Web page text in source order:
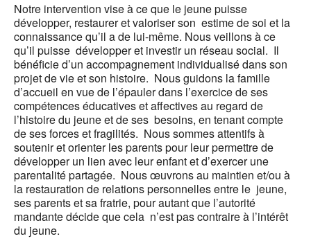
Notre intervention vise à ce que le jeune puisse
développer, restaurer et valoriser son estime de soi et la
connaissance qu’il a de lui-même. Nous veillons à ce
qu’il puisse développer et investir un réseau social. Il
bénéficie d’un accompagnement individualisé dans son
projet de vie et son histoire. Nous guidons la famille
d’accueil en vue de l’épauler dans l’exercice de ses
compétences éducatives et affectives au regard de
l’histoire du jeune et de ses besoins, en tenant compte
de ses forces et fragilités. Nous sommes attentifs à
soutenir et orienter les parents pour leur permettre de
développer un lien avec leur enfant et d’exercer une
parentalité partagée. Nous œuvrons au maintien et/ou à
la restauration de relations personnelles entre le jeune,
ses parents et sa fratrie, pour autant que l’autorité
mandante décide que cela n’est pas contraire à l’intérêt
du jeune.